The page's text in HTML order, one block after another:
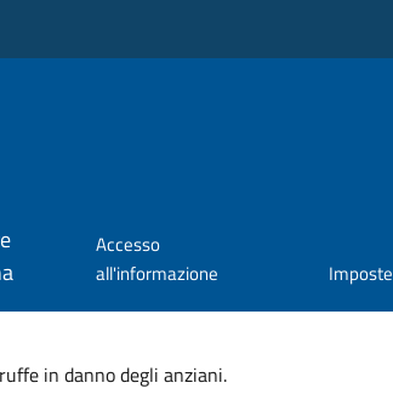
Accesso
all'informazione
Imposte
in danno degli anziani.